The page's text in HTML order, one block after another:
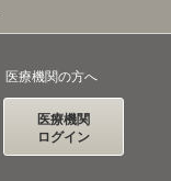
医療機関の方へ
医療機関
ログイン